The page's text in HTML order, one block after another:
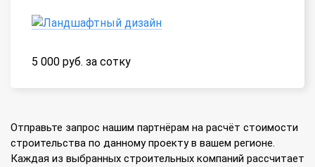
5 000 руб. за сотку
Отправьте запрос нашим партнёрам на расчёт стоимости
строительства по данному проекту в вашем регионе.
Каждая из выбранных строительных компаний рассчитает